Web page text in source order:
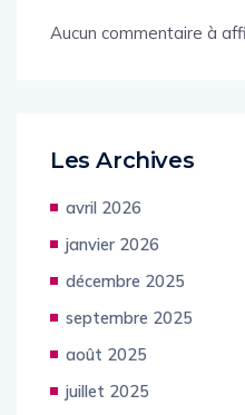
Aucun commentaire à
Les Archives
avril 2026
janvier 2026
décembre 2025
septembre 2025
août 2025
juillet 2025